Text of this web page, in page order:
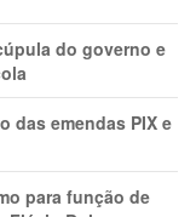
do governo e
das emendas PIX e
para função de